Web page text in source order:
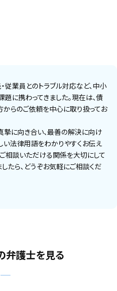
従業員とのトラブル対応など、中小
に携わってきました。現在は、債
からのご依頼を中心に取り扱ってお
に向き合い、最善の解決に向け
い法律用語をわかりやすくお伝え
相談いただける関係を大切にして
たら、どうぞお気軽にご相談くだ
弁護士を見る